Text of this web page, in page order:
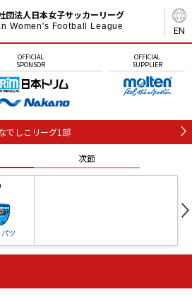
EN
団法人日本女子サッカーリーグ
Women's Football League
OFFICIAL
SPONSOR
OFFICIAL
SUPPLIER
でしこリーグ1部
次節
ツ
石人の星